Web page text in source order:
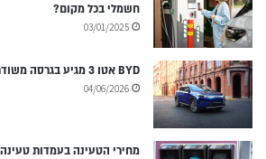
חשמלי בכל מקום?
03/01/2025
BYD אטו 3 מגיע בגרסה משודרגת ובמחיר משתלם
04/06/2026
מחירי הטעינה בעמדות